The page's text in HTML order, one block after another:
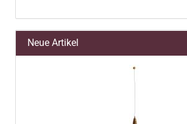
Neue Artikel